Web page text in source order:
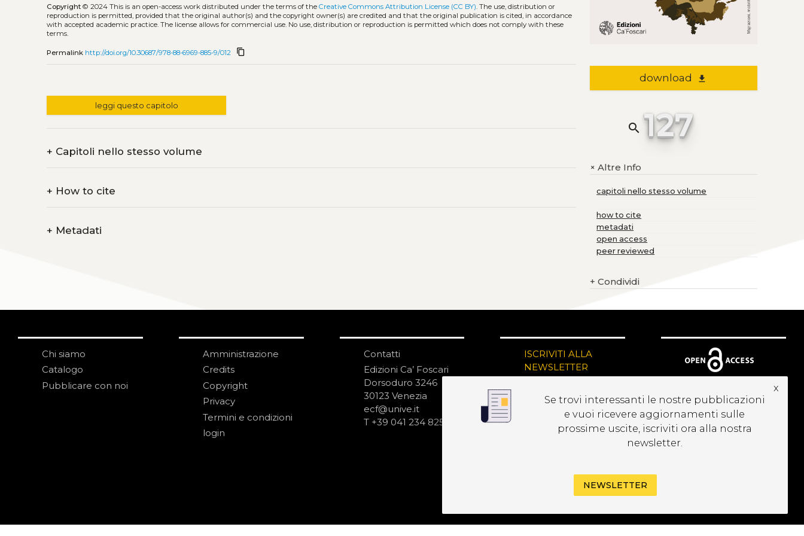
Copyright © 2024This is an open-access work distributed under the terms of theCreative Commons Attribution License (CC BY). The use, distribution or
reproduction is permitted, provided that the original author(s) and the copyright owner(s) are credited and that the original publication is cited, in accordance
with accepted academic practice. The license allows for commercial use. No use, distribution or reproduction is permitted which does not comply with these
terms.
Permalink http://doi.org/10.30687/978-88-6969-885-9/012 content_copy
leggi questo capitolo
+ Capitoli nello stesso volume
+ How to cite
+ Metadati
download file_download
search 127
+Altre Info
capitoli nello stesso volume
how to cite
metadati
open access
peer reviewed
+ Condividi
Chi siamo
Catalogo
Pubblicare con noi
Amministrazione
Credits
Copyright
Privacy
Termini e condizioni
login
Contatti
Edizioni Ca’ Foscari
Dorsoduro 3246
30123 Venezia
ecf@unive.it
T +39 041 234 8250
ISCRIVITI ALLA
NEWSLETTER
Se trovi interessanti le nostre pubblicazioni
e vuoi ricevere aggiornamenti sulle
prossime uscite, iscriviti ora alla nostra
newsletter.
x
NEWSLETTER